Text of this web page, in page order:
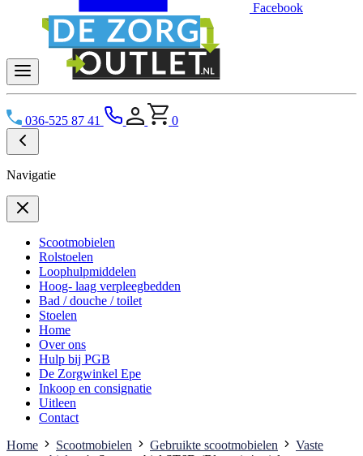
Facebook
036-525 87 41 0
Navigatie
Scootmobielen
Rolstoelen
Loophulpmiddelen
Hoog- laag verpleegbedden
Bad / douche / toilet
Stoelen
Home
Over ons
Hulp bij PGB
De Zorgwinkel Epe
Inkoop en consignatie
Uitleen
Contact
Home
Scootmobielen Gebruikte scootmobielen
Vaste